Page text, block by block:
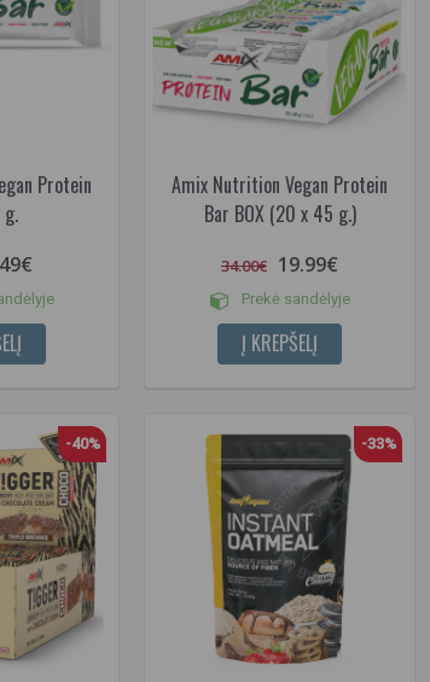
Protein
Amix Nutrition Vegan Protein
Bar BOX (20 x 45 g.)
34.00€ 19.99€
Prekė sandėlyje
Į KREPŠELĮ
-40% -33%